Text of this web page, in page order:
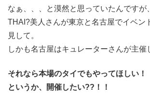
なぁ、、、と漠然と思っていたんですが、
THAI?美人さんが東京と名古屋でイベン
見して。
しかも名古屋はキュレーターさんが主催
それなら本場のタイでもやってほしい！
というか、開催したい??！！